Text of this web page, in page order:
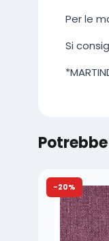
Per le
Si
-20%